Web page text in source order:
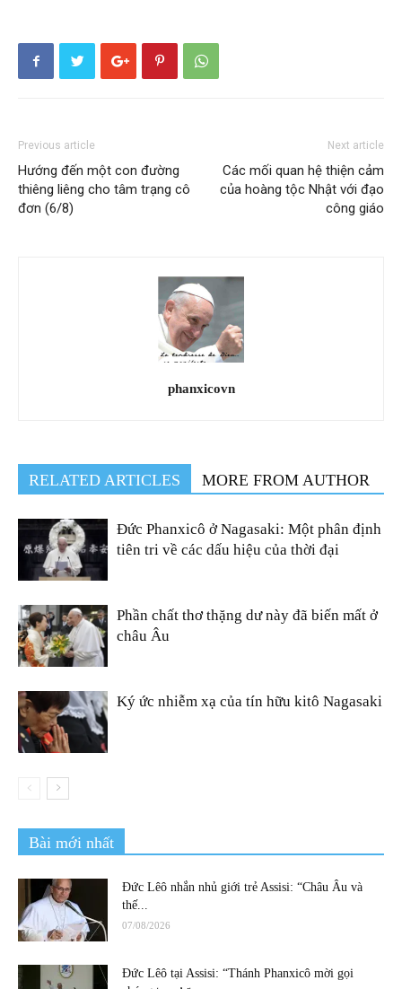
Previous article
Hướng đến một con đường
thiêng liêng cho tâm trạng cô
đơn (6/8)
Next article
Các mối quan hệ thiện cảm
của hoàng tộc Nhật với đạo
công giáo
phanxicovn
RELATED ARTICLES MORE FROM AUTHOR
Đức Phanxicô ở Nagasaki: Một phân định
tiên tri về các dấu hiệu của thời đại
Phần chất thơ thặng dư này đã biến mất ở
châu Âu
Ký ức nhiễm xạ của tín hữu kitô Nagasaki
Bài mới nhất
Đức Lêô nhắn nhủ giới trẻ Assisi: “Châu Âu và
thế...
07/08/2026
Đức Lêô tại Assisi: “Thánh Phanxicô mời gọi